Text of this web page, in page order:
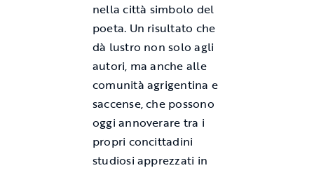
nella città simbolo del
poeta. Un risultato che
dà lustro non solo agli
autori, ma anche alle
comunità agrigentina e
saccense, che possono
oggi annoverare tra i
propri concittadini
studiosi apprezzati in